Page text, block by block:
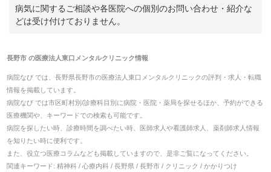
病気に関するご相談や各医院への個別のお問い合わせ・紹介な
どは受け付けておりません。
長野市の医療法人東口メンタルクリニック情報
病院なび では、 長野県長野市の医療法人東口メンタルクリニックの評判・求人・転職
情報を掲載しています。
病院なび では市区町村別/診療科目別に病院・医院・薬局を探せるほか、予約ができる
医療機関や、キーワードでの検索も可能です。
病院を探したい時、診療時間を調べたい時、医師求人や看護師求人、薬剤師求人情報
を知りたい時に便利です。
また、役立つ医療コラムなども掲載していますので、是非ご覧になってください。
関連キーワード: 精神科 / 心療内科 / 長野県 / 長野市 / クリニック / かかりつけ